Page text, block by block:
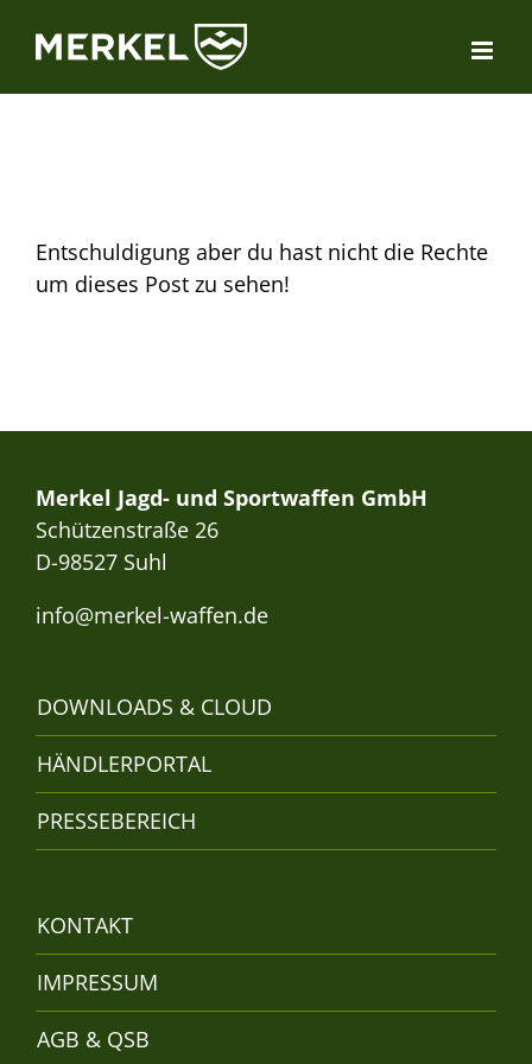
Inhalt
Entschuldigung aber du hast nicht die Rechte
um dieses Post zu sehen!
Merkel Jagd- und Sportwaffen GmbH
Schützenstraße 26
D-98527 Suhl
info@merkel-waffen.de
DOWNLOADS & CLOUD
HÄNDLERPORTAL
PRESSEBEREICH
KONTAKT
IMPRESSUM
AGB & QSB